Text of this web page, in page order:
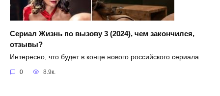
Сериал Жизнь по вызову 3 (2024), чем закончился,
отзывы?
Интересно, что будет в конце нового российского сериала
0 8.9к.